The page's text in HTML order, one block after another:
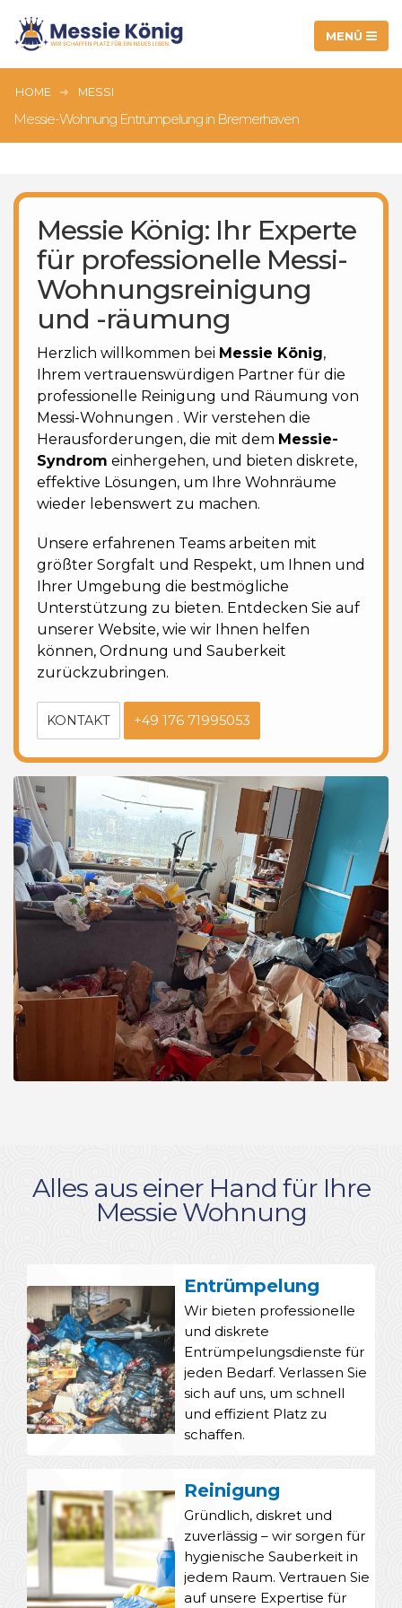
HOME MESSI
Messie-Wohnung Entrümpelung in Bremerhaven
Messie König: Ihr Experte
für professionelle Messi-
Wohnungsreinigung
und -räumung
Herzlich willkommen bei Messie König,
Ihrem vertrauenswürdigen Partner für die
professionelle Reinigung und Räumung von
Messi-Wohnungen . Wir verstehen die
Herausforderungen, die mit dem Messie-
Syndrom einhergehen, und bieten diskrete,
effektive Lösungen, um Ihre Wohnräume
wieder lebenswert zu machen.
Unsere erfahrenen Teams arbeiten mit
größter Sorgfalt und Respekt, um Ihnen und
Ihrer Umgebung die bestmögliche
Unterstützung zu bieten. Entdecken Sie auf
unserer Website, wie wir Ihnen helfen
können, Ordnung und Sauberkeit
zurückzubringen.
KONTAKT +49 176 71995053
Alles aus einer Hand für Ihre
Messie Wohnung
Entrümpelung
Wir bieten professionelle
und diskrete
Entrümpelungsdienste für
jeden Bedarf. Verlassen Sie
sich auf uns, um schnell
und effizient Platz zu
schaffen.
Reinigung
Gründlich, diskret und
zuverlässig – wir sorgen für
hygienische Sauberkeit in
jedem Raum. Vertrauen Sie
auf unsere Expertise für